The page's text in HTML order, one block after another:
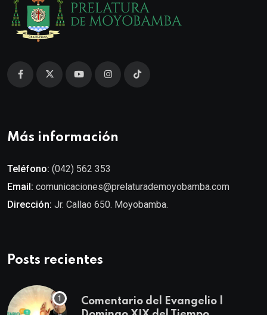
Más información
Teléfono: (042) 562 353
Email: comunicaciones@prelaturademoyobamba.com
Dirección: Jr. Callao 650. Moyobamba.
Posts recientes
Comentario del Evangelio |